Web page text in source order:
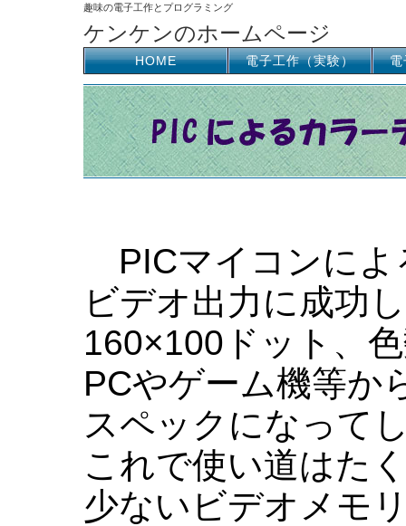
趣味の電子工作とプログラミング
ケンケンのホームページ
HOME 電子工作（実験） 電
PICマイコンによ
ビデオ出力に成功
160×100ドット、
PCやゲーム機等か
スペックになって
これで使い道はた
少ないビデオメモ